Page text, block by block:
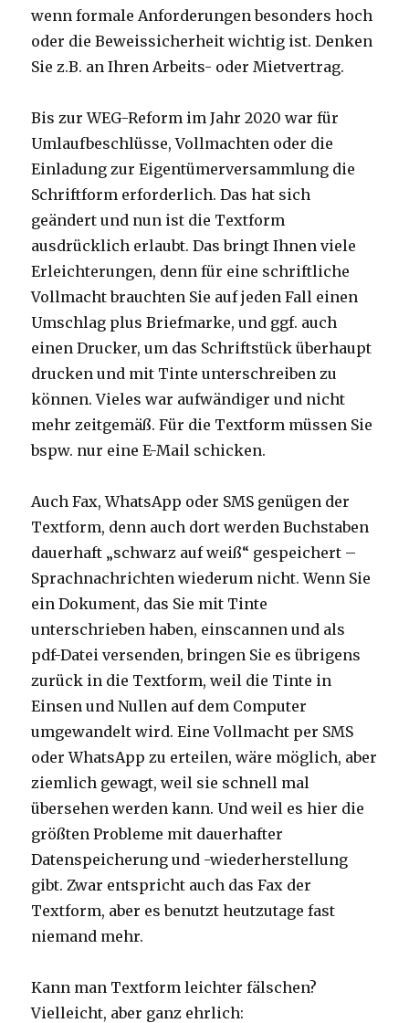
wenn formale Anforderungen besonders hoch
oder die Beweissicherheit wichtig ist. Denken
Sie z.B. an Ihren Arbeits- oder Mietvertrag.
Bis zur WEG-Reform im Jahr 2020 war für
Umlaufbeschlüsse, Vollmachten oder die
Einladung zur Eigentümerversammlung die
Schriftform erforderlich. Das hat sich
geändert und nun ist die Textform
ausdrücklich erlaubt. Das bringt Ihnen viele
Erleichterungen, denn für eine schriftliche
Vollmacht brauchten Sie auf jeden Fall einen
Umschlag plus Briefmarke, und ggf. auch
einen Drucker, um das Schriftstück überhaupt
drucken und mit Tinte unterschreiben zu
können. Vieles war aufwändiger und nicht
mehr zeitgemäß. Für die Textform müssen Sie
bspw. nur eine E-Mail schicken.
Auch Fax, WhatsApp oder SMS genügen der
Textform, denn auch dort werden Buchstaben
dauerhaft „schwarz auf weiß“ gespeichert –
Sprachnachrichten wiederum nicht. Wenn Sie
ein Dokument, das Sie mit Tinte
unterschrieben haben, einscannen und als
pdf-Datei versenden, bringen Sie es übrigens
zurück in die Textform, weil die Tinte in
Einsen und Nullen auf dem Computer
umgewandelt wird. Eine Vollmacht per SMS
oder WhatsApp zu erteilen, wäre möglich, aber
ziemlich gewagt, weil sie schnell mal
übersehen werden kann. Und weil es hier die
größten Probleme mit dauerhafter
Datenspeicherung und -wiederherstellung
gibt. Zwar entspricht auch das Fax der
Textform, aber es benutzt heutzutage fast
niemand mehr.
Kann man Textform leichter fälschen?
Vielleicht, aber ganz ehrlich: